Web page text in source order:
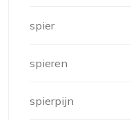
spier
spieren
spierpijn